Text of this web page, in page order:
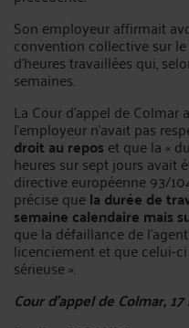
Son employeur affirmait
convention collective sur
d’heures travaillées qui,
semaines.
La Cour d’appel de
l'employeur n'avait pas
droit au repos et que la «
heures sur sept jours avait
directive européenne 93/
précise quela durée de
semaine calendaire mais
que la défaillance de
licenciement et que celui-
sérieuse ».
Cour d’appel de Colmar,